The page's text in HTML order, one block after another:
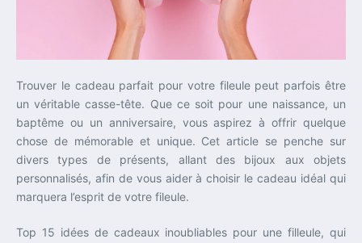
Trouver le cadeau parfait pour votre fileule peut parfois être
un véritable casse-tête. Que ce soit pour une naissance, un
baptême ou un anniversaire, vous aspirez à offrir quelque
chose de mémorable et unique. Cet article se penche sur
divers types de présents, allant des bijoux aux objets
personnalisés, afin de vous aider à choisir le cadeau idéal qui
marquera l’esprit de votre fileule.
Top 15 idées de cadeaux inoubliables pour une filleule, qui